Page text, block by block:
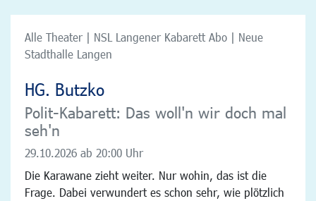
Alle Theater | NSL Langener Kabarett Abo | Neue
Stadthalle Langen
HG. Butzko
Polit-Kabarett: Das woll'n wir doch mal
seh'n
29.10.2026 ab 20:00 Uhr
Die Karawane zieht weiter. Nur wohin, das ist die
Frage. Dabei verwundert es schon sehr, wie plötzlich